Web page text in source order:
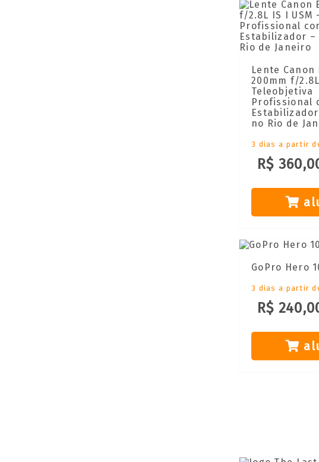
Lente Canon
200mm f/
Teleobjetiva
Profissional
no Rio de
3 dias a partir
R$
GoPro Hero
3 dias a partir
R$